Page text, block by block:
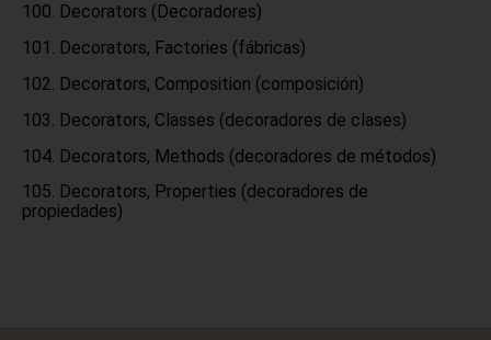
Decorators (Decoradores)
Decorators, Factories (fábricas)
Decorators, Composition (composición)
Decorators, Classes (decoradores de clases)
Decorators, Methods (decoradores de métodos)
Decorators, Properties (decoradores de
propiedades)